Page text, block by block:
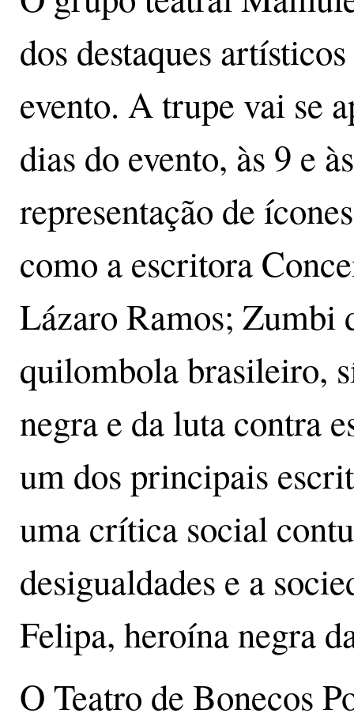
dos destaques
evento. A trupe vai se
dias do evento, às 9 e
representação de
como a escritora
Lázaro Ramos; Zumbi
quilombola brasileiro,
negra e da luta contra
um dos principais
uma crítica social
desigualdades e a
Felipa, heroína negra
O Teatro de Bonecos